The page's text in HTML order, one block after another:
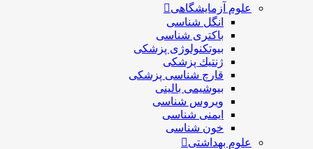
علوم آزمایشگاهی
انگل شناسی
باکتری شناسی
بیوتکنولوژی پزشکی
ژنتيك پزشکی
قارچ شناسی پزشكی
بیوشیمی بالینی
ویروس شناسی
ایمنی شناسی
خون شناسی
علوم بهداشتی